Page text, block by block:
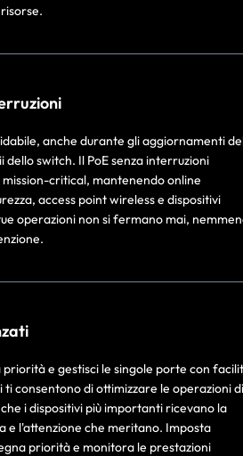
anche durante gli aggiornamenti
switch. Il PoE senza interruzioni
critical, mantenendo online
access point wireless e dispositivi
operazioni non si fermano mai,
priorità e gestisci le singole porte con
ti consentono di ottimizzare le operazioni di
i dispositivi più importanti ricevano la
e l'attenzione che meritano. Imposta
priorità e monitora le prestazioni